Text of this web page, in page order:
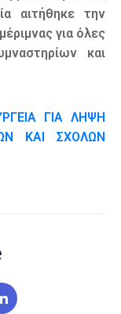
αιτήθηκε την
για όλες
και
ΓΙΑ ΛΗΨΗ
ΚΑΙ ΣΧΟΛΩΝ